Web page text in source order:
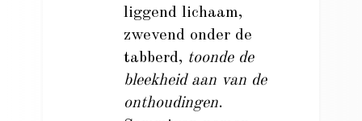
liggend lichaam,
zwevend onder de
tabberd, toonde de
bleekheid aan van de
onthoudingen.